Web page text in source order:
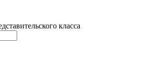
класса